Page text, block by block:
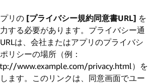
リの [プライバシー規約同意書URL] を
する必要があります。プライバシー通
は、会社またはアプリのプライバシ
リシーの場所（例：
www.example.com/privacy.html）を
ます。このリンクは、同意画面でユー